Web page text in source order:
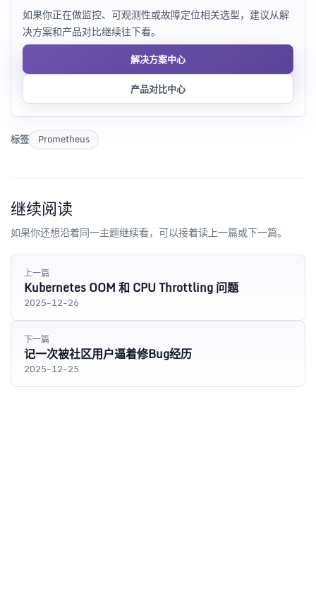
如果你正在做监控、可观测性或故障定位相关选型，建议从解
决方案和产品对比继续往下看。
解决方案中心
产品对比中心
标签 Prometheus
继续阅读
如果你还想沿着同一主题继续看，可以接着读上一篇或下一篇。
上一篇
Kubernetes OOM 和 CPU Throttling 问题
2025-12-26
下一篇
记一次被社区用户逼着修Bug经历
2025-12-25